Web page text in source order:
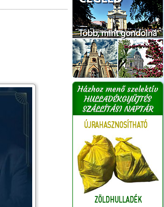
Házhoz menő szelektív
HULLADÉKGYŰJTÉS
SZÁLLÍTÁSI NAPTÁR